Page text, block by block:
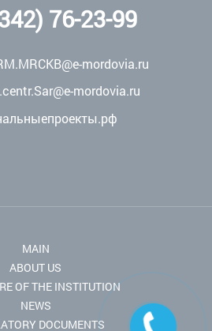
76-23-99
mordovia.ru
mordovia.ru
MAIN
ABOUT US
OF THE INSTITUTION
NEWS
DOCUMENTS